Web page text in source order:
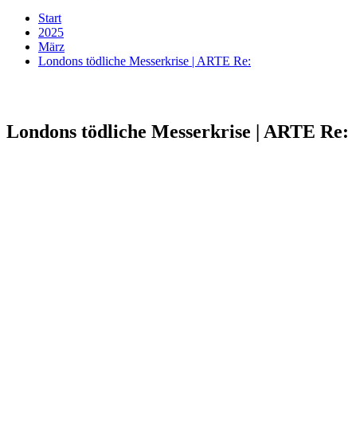
Start
2025
März
Londons tödliche Messerkrise | ARTE Re:
Londons tödliche Messerkrise | ARTE Re: